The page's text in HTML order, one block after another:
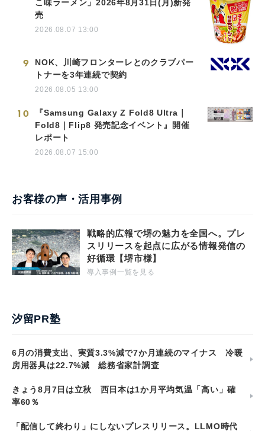
こ味ラーメン」2026年8月31日(月)新発
売
2026.08.07 13:00
9
NOK、川崎フロンターレとのクラブパー
トナーを3年連続で契約
2026.08.05 13:00
10
『Samsung Galaxy Z Fold8 Ultra｜
Fold8｜Flip8 発売記念イベント』開催
レポート
2026.08.07 15:00
お客様の声・活用事例
戦略的広報で堺の魅力を全国へ。プレ
スリリースを起点に広がる情報発信の
好循環【堺市様】
導入事例一覧を見る
汐留PR塾
6月の消費支出、実質3.3%減で7か月連続のマイナス 冷暖
房用器具は22.7%減 総務省家計調査
きょう8月7日は立秋 西日本は1か月平均気温「高い」確
率60％
「配信して終わり」にしないプレスリリース。LLMO時代